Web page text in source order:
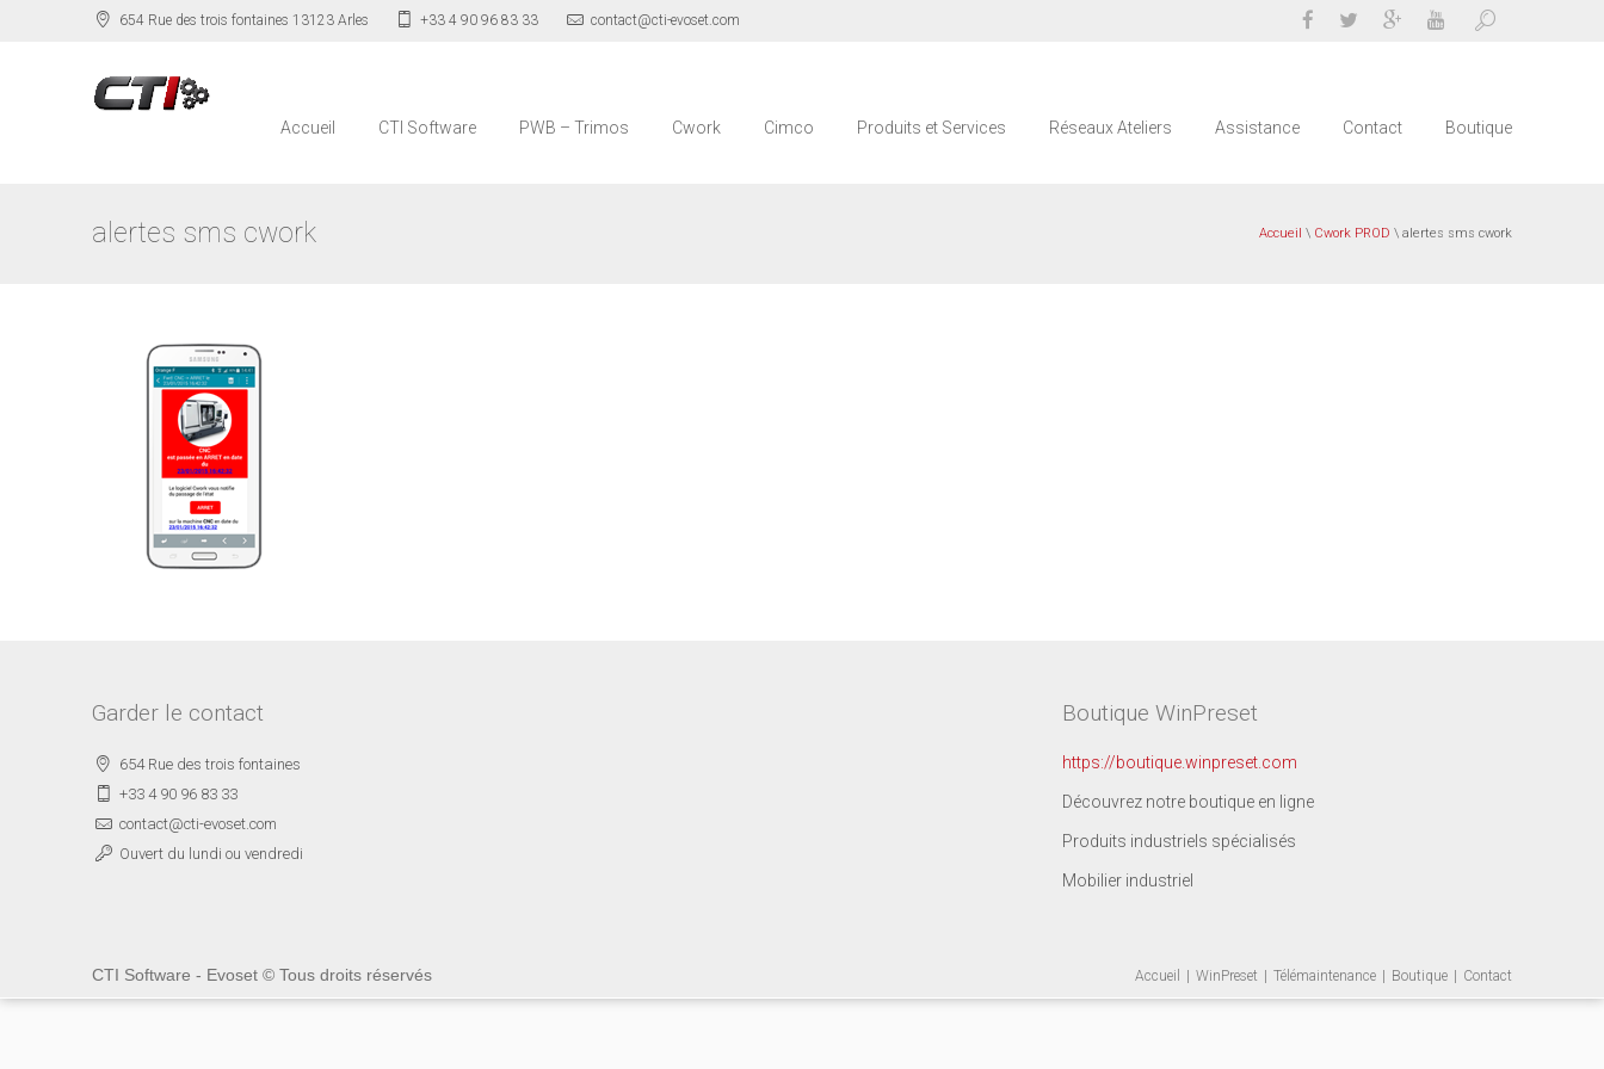
654 Rue des trois fontaines 13123 Arles +33 4 90 96 83 33 contact@cti-evoset.com
Accueil CTI Software PWB – Trimos Cwork Cimco Produits et Services Réseaux Ateliers Assistance Contact Boutique
alertes sms cwork Accueil \ Cwork PROD \ alertes sms cwork
Garder le contact
654 Rue des trois fontaines
+33 4 90 96 83 33
contact@cti-evoset.com
Ouvert du lundi ou vendredi
Boutique WinPreset
https://boutique.winpreset.com
Découvrez notre boutique en ligne
Produits industriels spécialisés
Mobilier industriel
CTI Software - Evoset © Tous droits réservés Accueil WinPreset Télémaintenance Boutique Contact